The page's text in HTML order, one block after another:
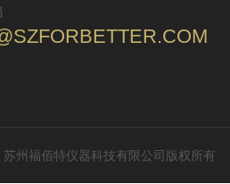
州福佰特仪器科技有限公司版权所有